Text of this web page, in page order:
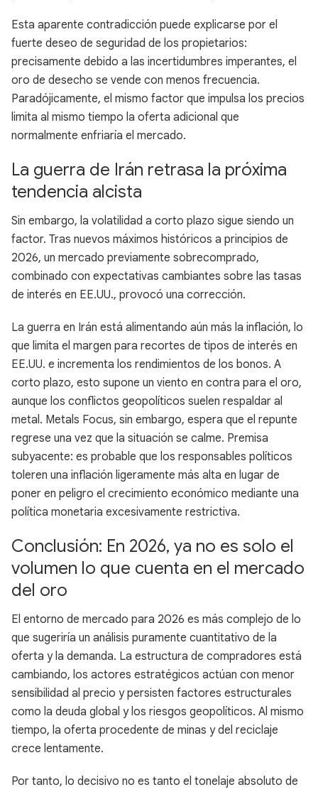
Esta aparente contradicción puede explicarse por el
fuerte deseo de seguridad de los propietarios:
precisamente debido a las incertidumbres imperantes, el
oro de desecho se vende con menos frecuencia.
Paradójicamente, el mismo factor que impulsa los precios
limita al mismo tiempo la oferta adicional que
normalmente enfriaría el mercado.
La guerra de Irán retrasa la próxima
tendencia alcista
Sin embargo, la volatilidad a corto plazo sigue siendo un
factor. Tras nuevos máximos históricos a principios de
2026, un mercado previamente sobrecomprado,
combinado con expectativas cambiantes sobre las tasas
de interés en EE.UU., provocó una corrección.
La guerra en Irán está alimentando aún más la inflación, lo
que limita el margen para recortes de tipos de interés en
EE.UU. e incrementa los rendimientos de los bonos. A
corto plazo, esto supone un viento en contra para el oro,
aunque los conflictos geopolíticos suelen respaldar al
metal. Metals Focus, sin embargo, espera que el repunte
regrese una vez que la situación se calme. Premisa
subyacente: es probable que los responsables políticos
toleren una inflación ligeramente más alta en lugar de
poner en peligro el crecimiento económico mediante una
política monetaria excesivamente restrictiva.
Conclusión: En 2026, ya no es solo el
volumen lo que cuenta en el mercado
del oro
El entorno de mercado para 2026 es más complejo de lo
que sugeriría un análisis puramente cuantitativo de la
oferta y la demanda. La estructura de compradores está
cambiando, los actores estratégicos actúan con menor
sensibilidad al precio y persisten factores estructurales
como la deuda global y los riesgos geopolíticos. Al mismo
tiempo, la oferta procedente de minas y del reciclaje
crece lentamente.
Por tanto, lo decisivo no es tanto el tonelaje absoluto de